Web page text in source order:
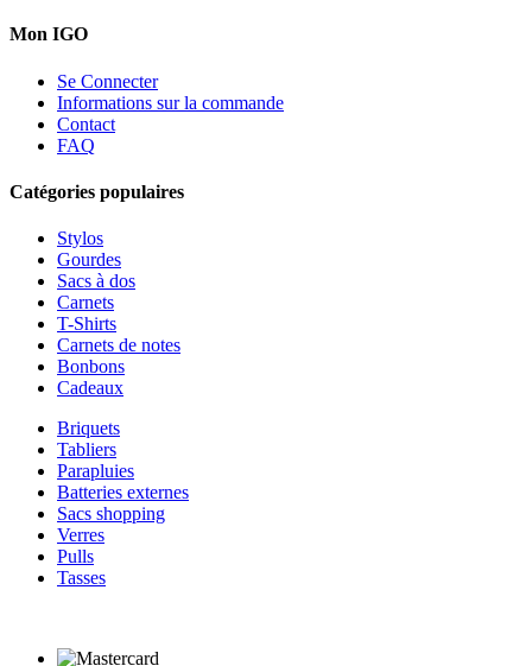
Mon IGO
Se Connecter
Informations sur la commande
Contact
FAQ
Catégories populaires
Stylos
Gourdes
Sacs à dos
Carnets
T-Shirts
Carnets de notes
Bonbons
Cadeaux
Briquets
Tabliers
Parapluies
Batteries externes
Sacs shopping
Verres
Pulls
Tasses